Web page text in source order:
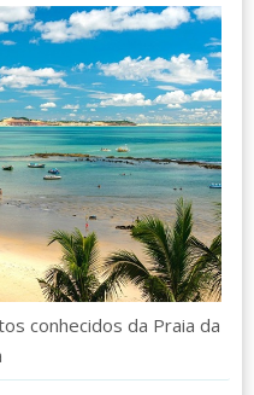
conhecidos da Praia da